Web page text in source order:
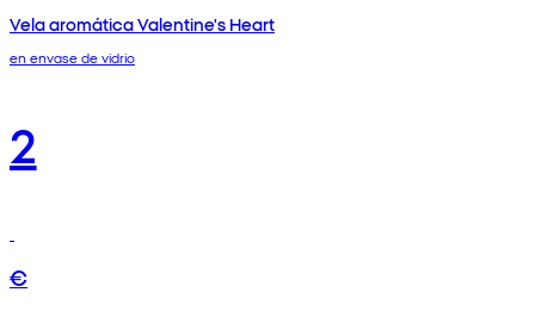
Vela aromática Valentine's Heart
en envase de vidrio
2
€